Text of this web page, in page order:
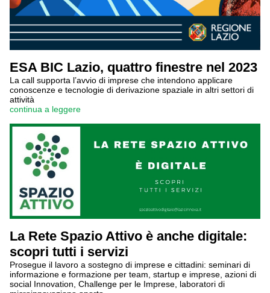
ESA BIC Lazio, quattro finestre nel 2023
La call supporta l’avvio di imprese che intendono applicare
conoscenze e tecnologie di derivazione spaziale in altri settori di
attività
continua a leggere
La Rete Spazio Attivo è anche digitale:
scopri tutti i servizi
Prosegue il lavoro a sostegno di imprese e cittadini: seminari di
informazione e formazione per team, startup e imprese, azioni di
social Innovation, Challenge per le Imprese, laboratori di